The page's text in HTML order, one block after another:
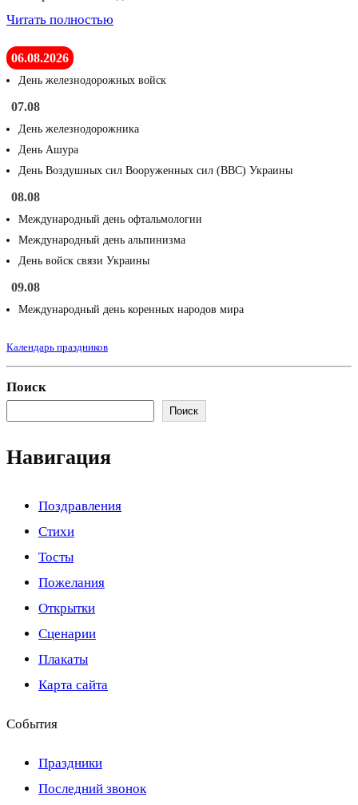
Читать полностью
06.08.2026
День железнодорожных войск
07.08
День железнодорожника
День Ашура
День Воздушных сил Вооруженных сил (ВВС) Украины
08.08
Международный день офтальмологии
Международный день альпинизма
День войск связи Украины
09.08
Международный день коренных народов мира
Календарь праздников
Поиск
Поиск
Навигация
Поздравления
Стихи
Тосты
Пожелания
Открытки
Сценарии
Плакаты
Карта сайта
События
Праздники
Последний звонок